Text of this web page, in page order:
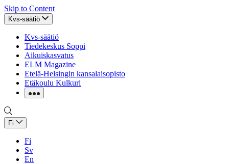
Skip to Content
Kvs-säätiö
Kvs-säätiö
Tiedekeskus Soppi
Aikuiskasvatus
ELM Magazine
Etelä-Helsingin kansalaisopisto
Etäkoulu Kulkuri
Fi
Fi
Sv
En